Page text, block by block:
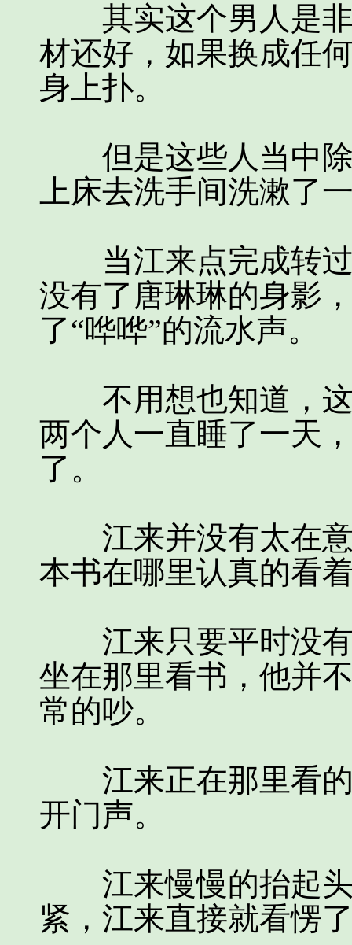
其实这个男人是非
材还好，如果换成任
身上扑。
但是这些人当中除
上床去洗手间洗漱了
当江来点完成转过
没有了唐琳琳的身影
了“哗哗”的流水声。
不用想也知道，这
两个人一直睡了一天
了。
江来并没有太在意
本书在哪里认真的看
江来只要平时没有
坐在那里看书，他并
常的吵。
江来正在那里看的
开门声。
江来慢慢的抬起头
紧，江来直接就看愣